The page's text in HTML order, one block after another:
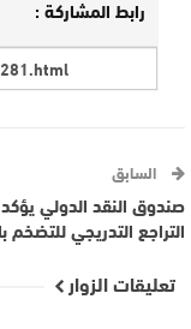
رابط المشاركة :
السابق
صندوق النقد الدولي
التراجع التدريجي للتضخم
تعليقات الزوار